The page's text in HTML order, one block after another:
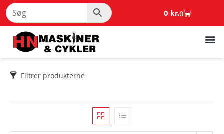
0 kr.0
Filtrer produkterne